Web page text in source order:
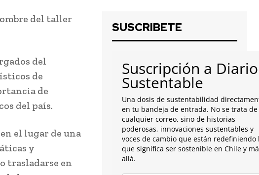
del taller
del
de
de
del país.
el lugar de una
y
trasladarse en
SUSCRIBETE
Suscripción a Diario
Sustentable
Una dosis de sustentabilidad
en tu bandeja de entrada. No se trata de
cualquier correo, sino de historias
poderosas, innovaciones sustentables y
voces de cambio que están redefiniendo
que significa ser sostenible en Chile y
allá.